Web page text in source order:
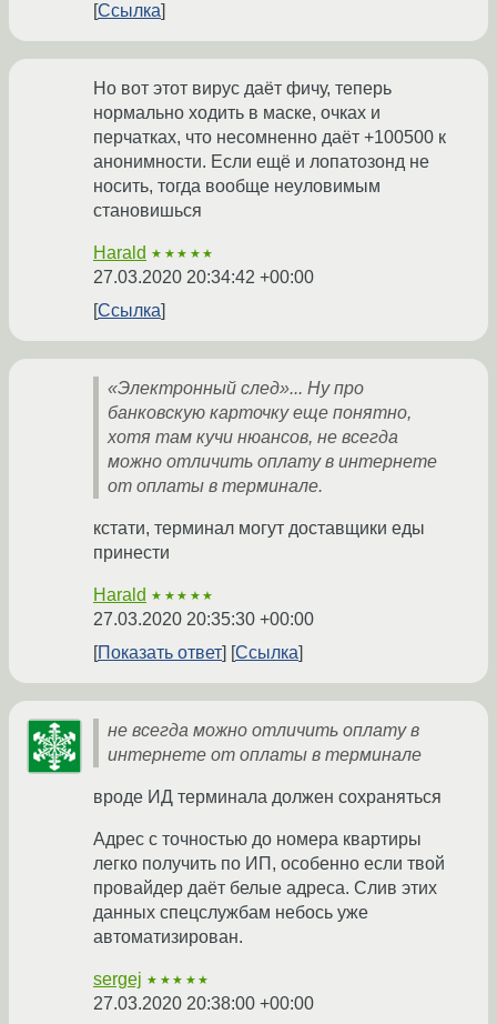
Ссылка
Но вот этот вирус даёт фичу, теперь
нормально ходить в маске, очках и
перчатках, что несомненно даёт +100500 к
анонимности. Если ещё и лопатозонд не
носить, тогда вообще неуловимым
становишься
Harald ★★★★★
27.03.2020 20:34:42 +00:00
Ссылка
«Электронный след»... Ну про
банковскую карточку еще понятно,
хотя там кучи нюансов, не всегда
можно отличить оплату в интернете
от оплаты в терминале.
кстати, терминал могут доставщики еды
принести
Harald ★★★★★
27.03.2020 20:35:30 +00:00
Показать ответ
Ссылка
не всегда можно отличить оплату в
интернете от оплаты в терминале
вроде ИД терминала должен сохраняться
Адрес с точностью до номера квартиры
легко получить по ИП, особенно если твой
провайдер даёт белые адреса. Слив этих
данных спецслужбам небось уже
автоматизирован.
sergej ★★★★★
27.03.2020 20:38:00 +00:00